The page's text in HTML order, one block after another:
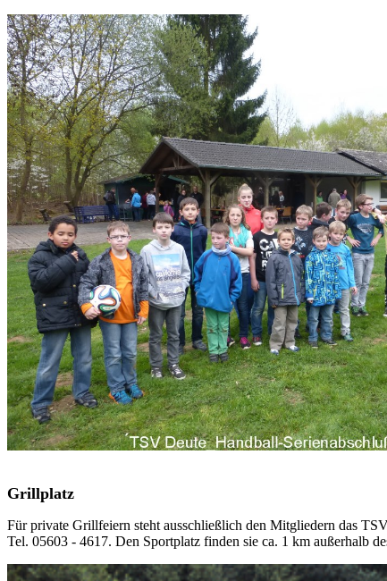
Grillplatz
Für private Grillfeiern steht ausschließlich den Mitgliedern das
Tel. 05603 - 4617. Den Sportplatz finden sie ca. 1 km außerhalb